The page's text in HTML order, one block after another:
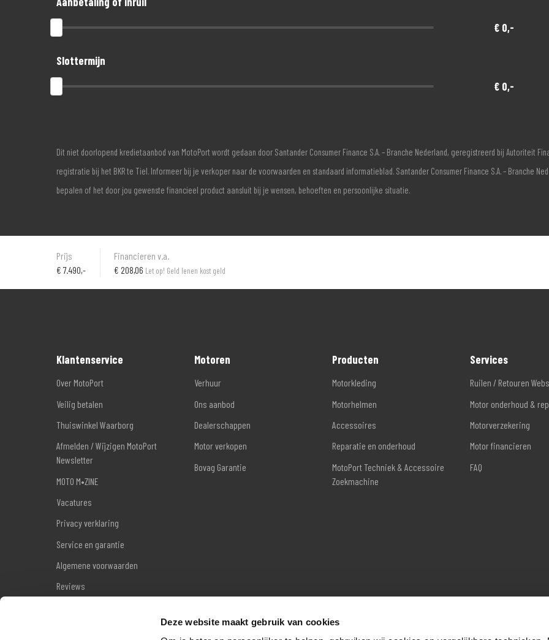
Deze website maakt gebruik van cookies
€ 0,-
Slottermijn
€ 0,-
Dit niet doorlopend kredietaanbod van MotoPort wordt gedaan door Santander Consumer Finance S.A. – Branche Nederland, geregistreerd bij Autoriteit
registratie bij het BKR te Tiel. Informeer bij je verkoper naar de voorwaarden en standaard informatieblad. Santander Consumer Finance S.A. – Branche
bepalen of het door jou gewenste financieel product aansluit bij je wensen, behoeften en persoonlijke situatie.
Prijs
€ 7.490,-
Financieren v.a.
€ 208,06 Let op! Geld lenen kost geld
Klantenservice
Over MotoPort
Veilig betalen
Thuiswinkel Waarborg
Afmelden / Wijzigen MotoPort
Newsletter
MOTO M•ZINE
Vacatures
Privacy verklaring
Service en garantie
Algemene voorwaarden
Reviews
Motoren
Verhuur
Ons aanbod
Dealerschappen
Motor verkopen
Bovag Garantie
Producten
Motorkleding
Motorhelmen
Accessoires
Reparatie en onderhoud
MotoPort Techniek & Accessoire
Zoekmachine
Services
Ruilen / Retouren
Motor onderhoud &
Motorverzekering
Motor financieren
FAQ